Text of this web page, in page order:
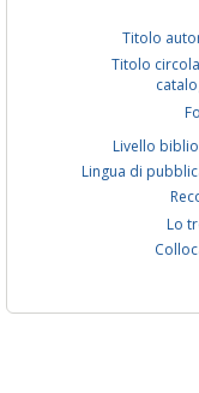
Titolo
Titolo
Livello
Lingua di
Lo